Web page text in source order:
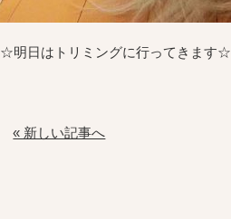
☆明日はトリミングに行ってきます☆
« 新しい記事へ